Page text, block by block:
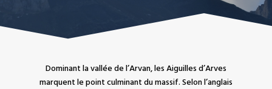
Dominant la vallée de l’Arvan, les Aiguilles d’Arves
marquent le point culminant du massif. Selon l’anglais